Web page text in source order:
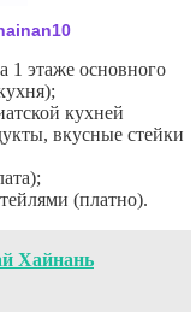
1 этаже основного
кухней
вкусные стейки
(платно).
Хайнань